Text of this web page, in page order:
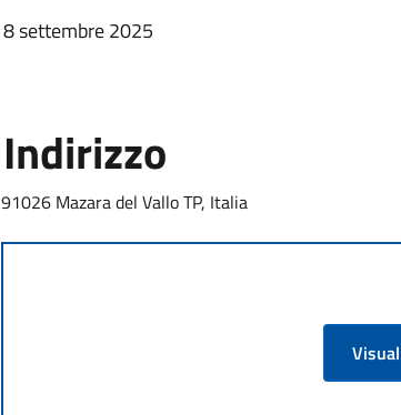
8 settembre 2025
Indirizzo
91026 Mazara del Vallo TP, Italia